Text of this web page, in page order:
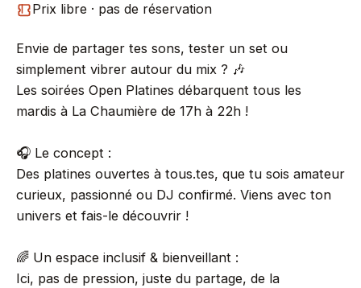
Prix libre · pas de réservation
Envie de partager tes sons, tester un set ou
simplement vibrer autour du mix ? 🎶
Les soirées Open Platines débarquent tous les
mardis à La Chaumière de 17h à 22h !
🎧 Le concept :
Des platines ouvertes à tous.tes, que tu sois amateur
curieux, passionné ou DJ confirmé. Viens avec ton
univers et fais-le découvrir !
🌈 Un espace inclusif & bienveillant :
Ici, pas de pression, juste du partage, de la